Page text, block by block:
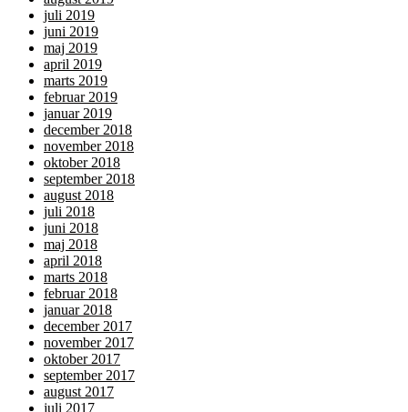
juli 2019
juni 2019
maj 2019
april 2019
marts 2019
februar 2019
januar 2019
december 2018
november 2018
oktober 2018
september 2018
august 2018
juli 2018
juni 2018
maj 2018
april 2018
marts 2018
februar 2018
januar 2018
december 2017
november 2017
oktober 2017
september 2017
august 2017
juli 2017